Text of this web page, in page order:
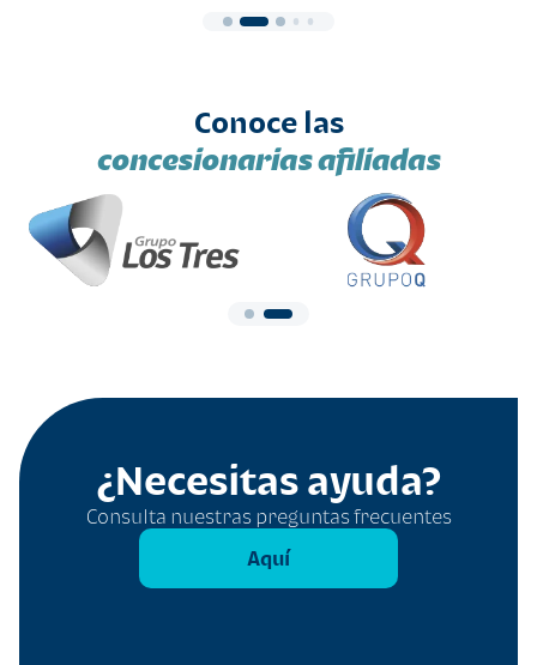
Conoce las
concesionarias afiliadas
¿Necesitas ayuda?
Consulta nuestras preguntas frecuentes
Aquí